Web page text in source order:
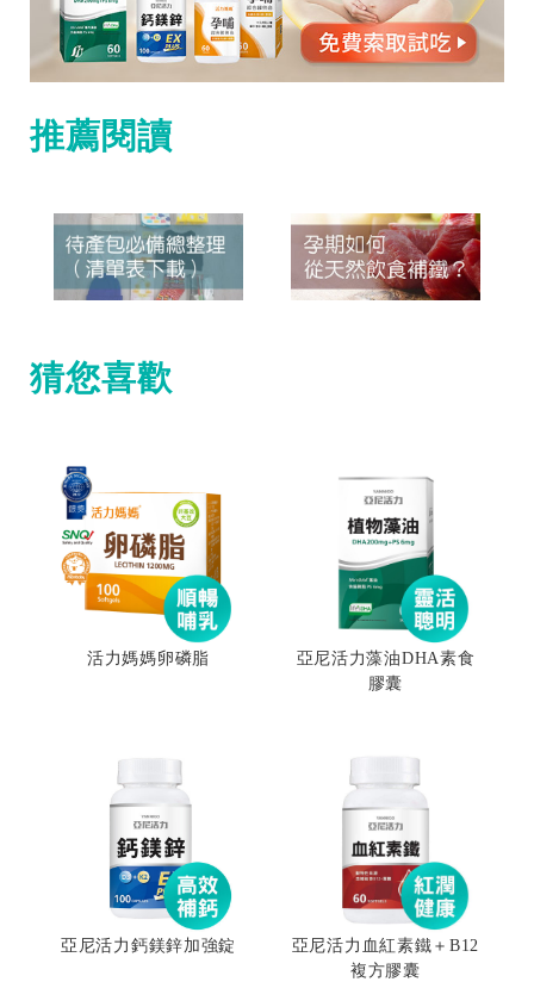
推薦閱讀
猜您喜歡
活力媽媽卵磷脂
亞尼活力藻油DHA素食
膠囊
亞尼活力鈣鎂鋅加強錠
亞尼活力血紅素鐵＋B12
複方膠囊